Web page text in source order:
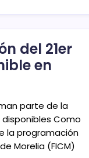
del 21er
en
parte de la
disponibles Como
la programación
Morelia (FICM)